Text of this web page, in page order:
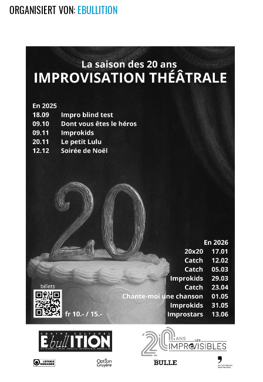
ORGANISIERT VON: EBULLITION